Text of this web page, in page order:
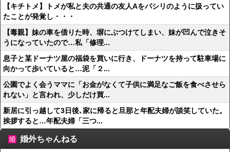
【キチトメ】トメが私と夫の共通の友人Aをパシリのように扱ってい
たことが発覚し・・・
【毒親】妹の車を借りた時、塀にぶつけてしまい、妹が凹んで泣きそ
うになっていたので…私「修理...
息子と某ドーナツ屋の福袋を買いに行き、ドーナツを持って駐車場に
向かって歩いていると…泥「２...
公園でよく会うママに「お金がなくて子供に満足なご飯を食べさせら
れない」と言われ、少しだけ買...
新居に引っ越して3日後､家に帰ると旦那と年配夫婦が談笑していた。
挨拶すると…年配夫婦「三つ...
婚外ちゃんねる